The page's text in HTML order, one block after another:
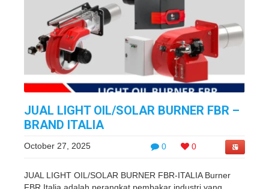
JUAL LIGHT OIL/SOLAR BURNER FBR –
BRAND ITALIA
0 0
October 27, 2025
JUAL LIGHT OIL/SOLAR BURNER FBR-ITALIA Burner